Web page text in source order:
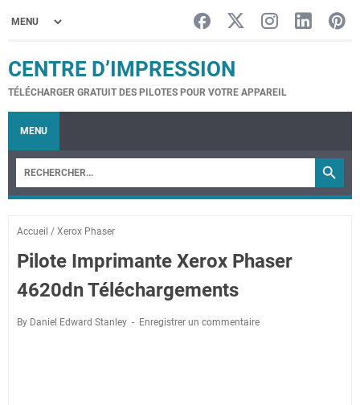
CENTRE D’IMPRESSION
TÉLÉCHARGER GRATUIT DES PILOTES POUR VOTRE APPAREIL
MENU
Accueil / Xerox Phaser
Pilote Imprimante Xerox Phaser
4620dn Téléchargements
By Daniel Edward Stanley Enregistrer un commentaire